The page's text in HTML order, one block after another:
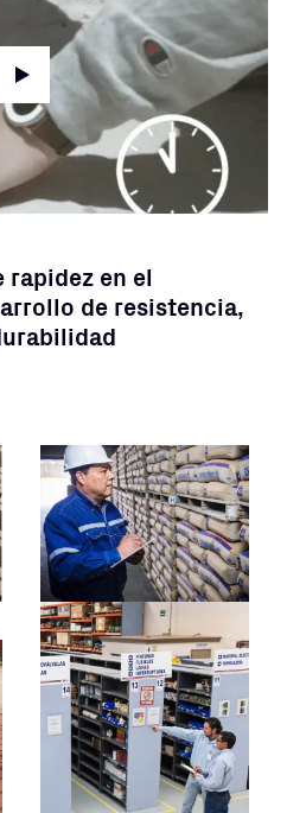
rapidez en el
de resistencia,